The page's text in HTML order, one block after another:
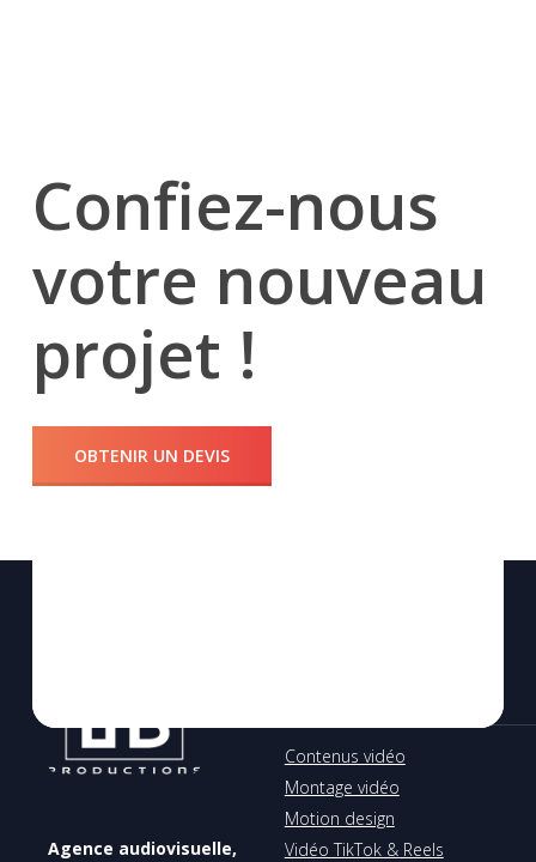
Confiez-nous
votre nouveau
projet !
OBTENIR UN DEVIS
Agence audiovisuelle,
Contenus vidéo
Montage vidéo
Motion design
Vidéo TikTok & Reels